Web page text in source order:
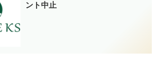
ント中止